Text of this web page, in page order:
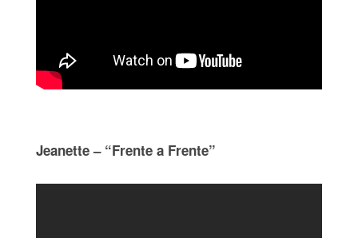
Jeanette – “Frente a Frente”